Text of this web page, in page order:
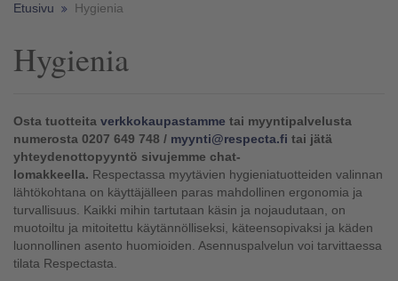
Etusivu Hygienia
Hygienia
Osta tuotteita verkkokaupastamme tai myyntipalvelusta
numerosta 0207 649 748 / myynti@respecta.fi tai jätä
yhteydenottopyyntö sivujemme chat-
lomakkeella. Respectassa myytävien hygieniatuotteiden valinnan
lähtökohtana on käyttäjälleen paras mahdollinen ergonomia ja
turvallisuus. Kaikki mihin tartutaan käsin ja nojaudutaan, on
muotoiltu ja mitoitettu käytännölliseksi, käteensopivaksi ja käden
luonnollinen asento huomioiden. Asennuspalvelun voi tarvittaessa
tilata Respectasta.